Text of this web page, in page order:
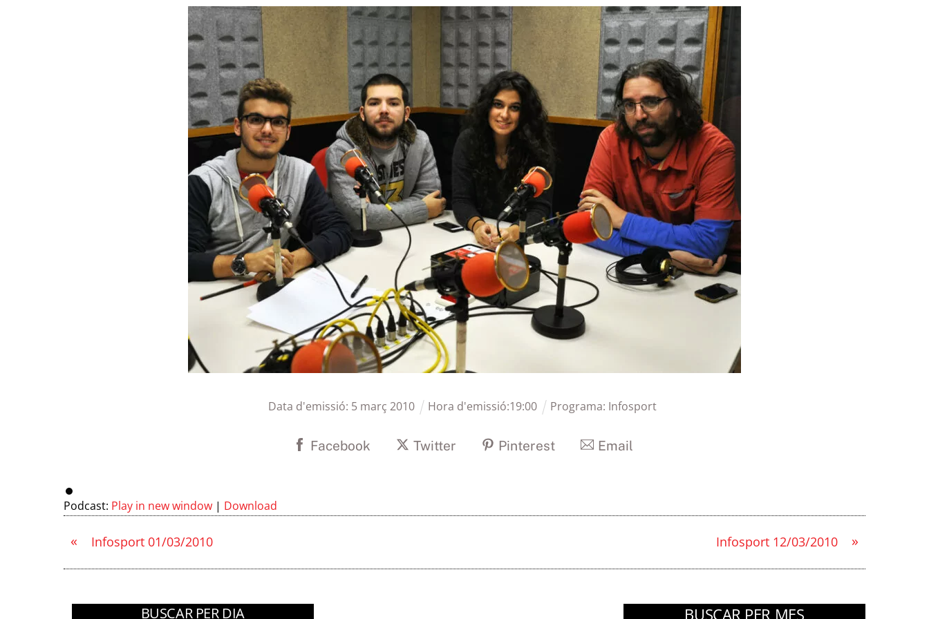
Data d'emissió: 5 març 2010 Hora d'emissió:19:00 Programa: Infosport
Facebook Twitter Pinterest Email
Podcast: Play in new window | Download
« Infosport 01/03/2010 »
Infosport 12/03/2010
BUSCAR PER DIA